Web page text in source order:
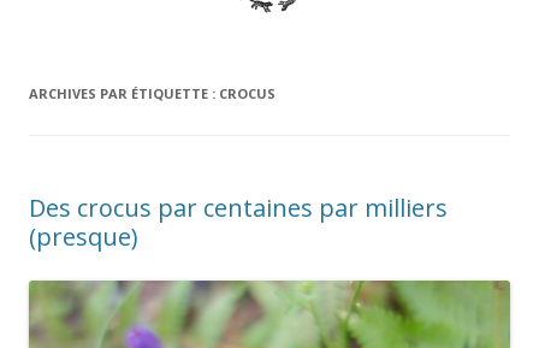
ARCHIVES PAR ÉTIQUETTE : CROCUS
Des crocus par centaines par milliers
(presque)